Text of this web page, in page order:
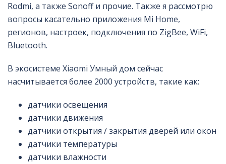
Rodmi, а также Sonoff и прочие. Также я рассмотрю
вопросы касательно приложения Mi Home,
регионов, настроек, подключения по ZigBee, WiFi,
Bluetooth.
В экосистеме Xiaomi Умный дом сейчас
насчитывается более 2000 устройств, такие как:
датчики освещения
датчики движения
датчики открытия / закрытия дверей или окон
датчики температуры
датчики влажности